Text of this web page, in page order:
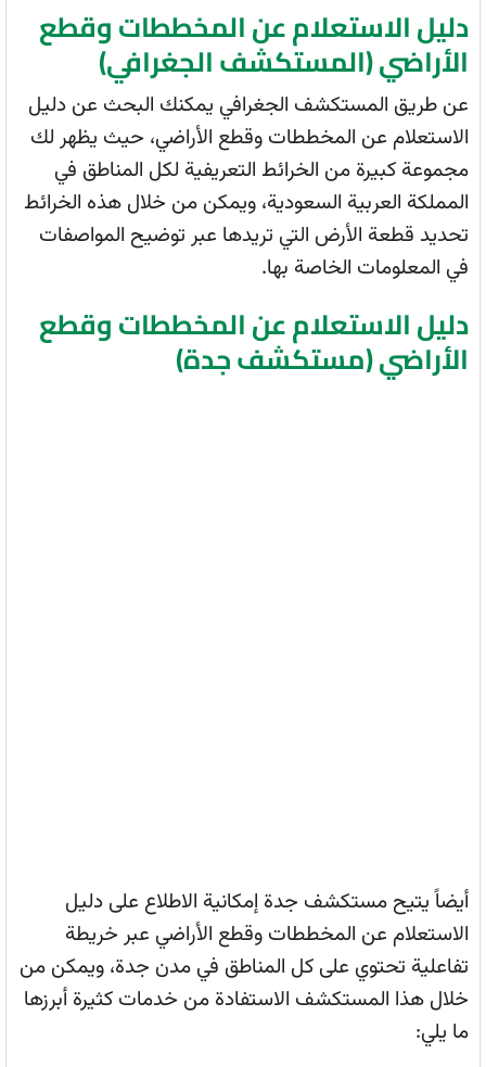
دليل الاستعلام عن المخططات وقطع
الأراضي (المستكشف الجغرافي)
عن طريق المستكشف الجغرافي يمكنك البحث عن دليل
الاستعلام عن المخططات وقطع الأراضي، حيث يظهر لك
مجموعة كبيرة من الخرائط التعريفية لكل المناطق في
المملكة العربية السعودية، ويمكن من خلال هذه الخرائط
تحديد قطعة الأرض التي تريدها عبر توضيح المواصفات
في المعلومات الخاصة بها.
دليل الاستعلام عن المخططات وقطع
الأراضي (مستكشف جدة)
أيضاً يتيح مستكشف جدة إمكانية الاطلاع على دليل
الاستعلام عن المخططات وقطع الأراضي عبر خريطة
تفاعلية تحتوي على كل المناطق في مدن جدة، ويمكن من
خلال هذا المستكشف الاستفادة من خدمات كثيرة أبرزها
ما يلي: